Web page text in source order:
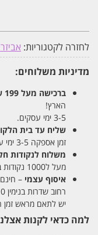
טלק
לחזרה לקטגוריות:
מדיניות משלוחים:
ברכישה מעל 199 ש"ח
הארץ!
3-5 ימי עסקים.
שליח עד בית
זמן אספקה 3-5 ימי עסקים.
משלוח לנקודות
מעל ל1000 נקודות ברחבי הארץ. זמן אספקה 5-8 ימי עסקים.
איסוף עצמי – חינם
רחוב שדרות בנימין 10 נתניה/ רחוב פנקס 12 נתניה – לבחירתכם
יש לתאם מראש זמן הגעה
למה כדאי לקנות